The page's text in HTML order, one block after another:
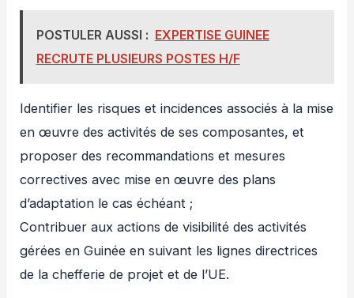
POSTULER AUSSI : EXPERTISE GUINEE
RECRUTE PLUSIEURS POSTES H/F
Identifier les risques et incidences associés à la mise
en œuvre des activités de ses composantes, et
proposer des recommandations et mesures
correctives avec mise en œuvre des plans
d’adaptation le cas échéant ;
Contribuer aux actions de visibilité des activités
gérées en Guinée en suivant les lignes directrices
de la chefferie de projet et de l’UE.